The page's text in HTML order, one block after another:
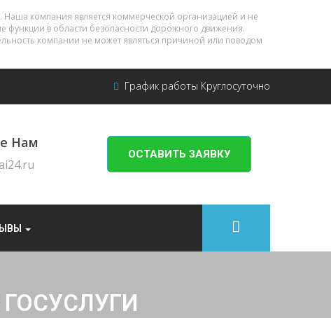
компания является коммерческой организацией и не
функции в области безопасности дорожного движения.
компании не может являться причиной или поводом
График работы Круглосуточно
Нам
ОСТАВИТЬ ЗАЯВКУ